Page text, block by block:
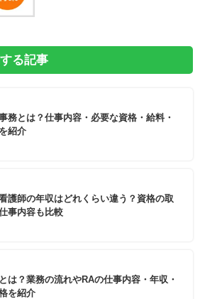
る記事
務とは？仕事内容・必要な資格・給料・
紹介
護師の年収はどれくらい違う？資格の取
事内容も比較
は？業務の流れやRAの仕事内容・年収・
を紹介